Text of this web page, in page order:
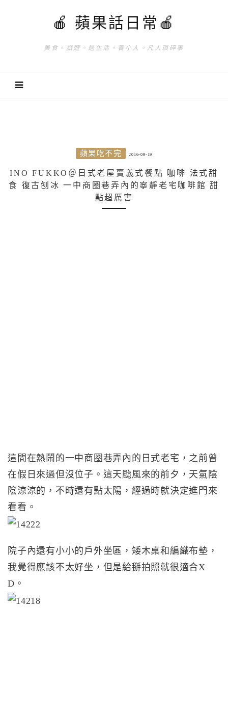
🍎 蘋果話日常🍎
美食。旅遊。過生活。養小人。凡人瑣碎事
蘋果吃不完 2016-09-19
INO FUKKO＠日式老屋賣義式餐點 咖啡 法式甜
食 復古刨冰 一中商圈巷弄內的寧靜老宅咖啡館 甜
點超厲害
這間在熱鬧的一中商圈巷弄內的日式老宅，之前曾
在假日來過但沒位子。這天颱風來的前夕，天氣陰
陰涼涼的，不時還有點太陽，經過時就決定進門來
看看。
院子內還有小小的戶外坐區，矮木桌和編織布墊，
我覺得應該不太好坐，但是給掰拍照就很適合X
D。